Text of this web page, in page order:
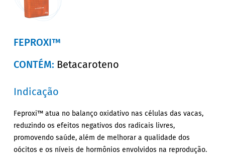
FEPROXI™
CONTÉM: Betacaroteno
Indicação
Feproxi™ atua no balanço oxidativo nas células das vacas,
reduzindo os efeitos negativos dos radicais livres,
promovendo saúde, além de melhorar a qualidade dos
oócitos e os níveis de hormônios envolvidos na reprodução.